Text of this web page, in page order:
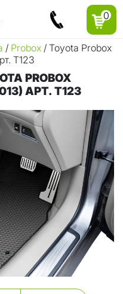
0
/ Probox / Toyota Probox
Т123
PROBOX
АРТ. Т123